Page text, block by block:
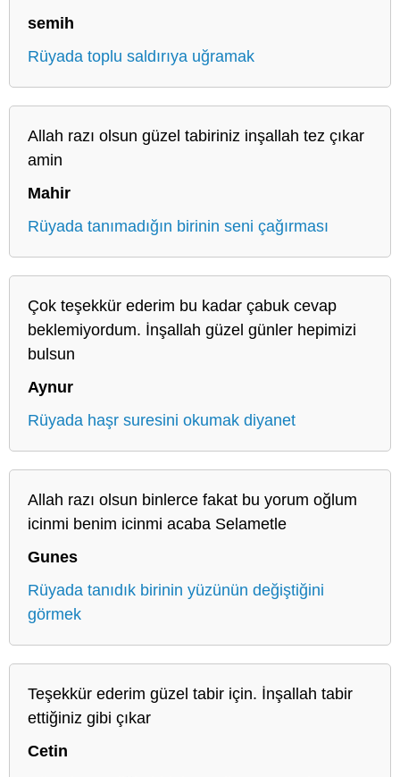
semih
Rüyada toplu saldırıya uğramak
Allah razı olsun güzel tabiriniz inşallah tez çıkar
amin
Mahir
Rüyada tanımadığın birinin seni çağırması
Çok teşekkür ederim bu kadar çabuk cevap
beklemiyordum. İnşallah güzel günler hepimizi
bulsun
Aynur
Rüyada haşr suresini okumak diyanet
Allah razı olsun binlerce fakat bu yorum oğlum
icinmi benim icinmi acaba Selametle
Gunes
Rüyada tanıdık birinin yüzünün değiştiğini
görmek
Teşekkür ederim güzel tabir için. İnşallah tabir
ettiğiniz gibi çıkar
Cetin